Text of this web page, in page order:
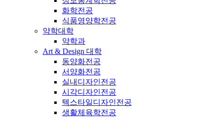
화학전공
식품영양학전공
약학대학
약학과
Art & Design 대학
동양화전공
서양화전공
실내디자인전공
시각디자인전공
텍스타일디자인전공
생활체육학전공